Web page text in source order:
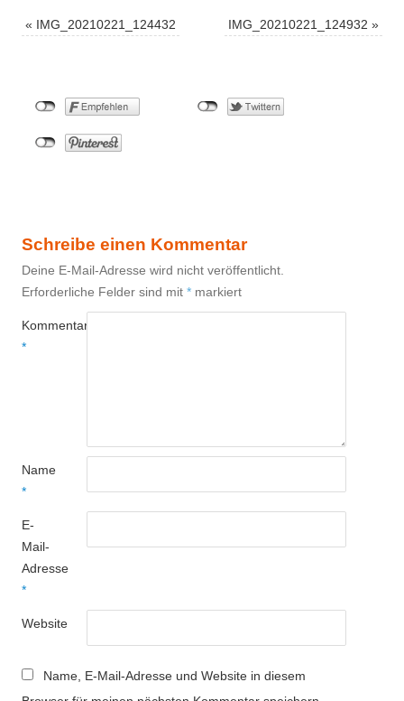
« IMG_20210221_124432 IMG_20210221_124932 »
Schreibe einen Kommentar
Deine E-Mail-Adresse wird nicht veröffentlicht.
Erforderliche Felder sind mit * markiert
Kommentar
*
Name
*
E-
Mail-
Adresse
*
Website
Name, E-Mail-Adresse und Website in diesem